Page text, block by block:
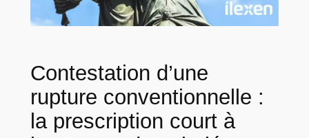
Contestation d’une
rupture conventionnelle :
la prescription court à